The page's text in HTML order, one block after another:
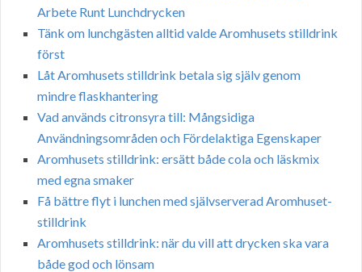
Arbete Runt Lunchdrycken
Tänk om lunchgästen alltid valde Aromhusets stilldrink
först
Låt Aromhusets stilldrink betala sig själv genom
mindre flaskhantering
Vad används citronsyra till: Mångsidiga
Användningsområden och Fördelaktiga Egenskaper
Aromhusets stilldrink: ersätt både cola och läskmix
med egna smaker
Få bättre flyt i lunchen med självserverad Aromhuset-
stilldrink
Aromhusets stilldrink: när du vill att drycken ska vara
både god och lönsam